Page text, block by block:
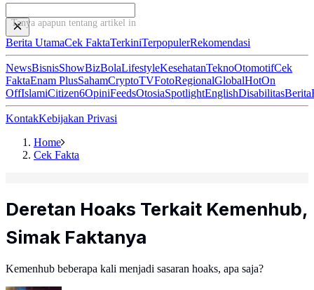
Tanya apapun tentang artikel ini...
Berita UtamaCek FaktaTerkiniTerpopulerRekomendasi
NewsBisnisShowBizBolaLifestyleKesehatanTeknoOtomotifCek
FaktaEnam PlusSahamCryptoTVFotoRegionalGlobalHotOn
OffIslamiCitizen6OpiniFeedsOtosiaSpotlightEnglishDisabilitasBerita
KontakKebijakan Privasi
Home
Cek Fakta
Deretan Hoaks Terkait Kemenhub,
Simak Faktanya
Kemenhub beberapa kali menjadi sasaran hoaks, apa saja?